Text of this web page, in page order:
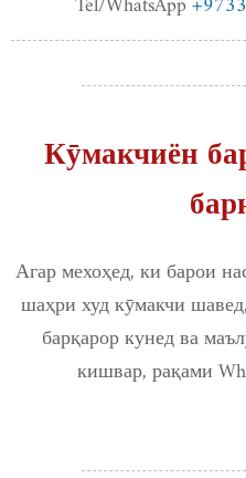
Кӯмакчиён
Агар мехоҳед, ки барои
шаҳри худ кӯмакчи
барқарор кунед ва
кишвар, рақами